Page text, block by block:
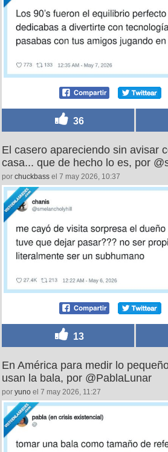
36
El casero apareciendo sin avisar
casa... que de hecho lo es, por
por chuckbass el 7 may 2026, 10:37
13
En América para medir lo
usan la bala, por @PablaLunar
por yuno el 7 may 2026, 11:27